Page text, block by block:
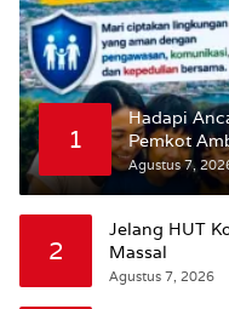
1
Hadapi
Pemkot
Agustus 7,
2
Jelang HUT
Massal
Agustus 7, 2026